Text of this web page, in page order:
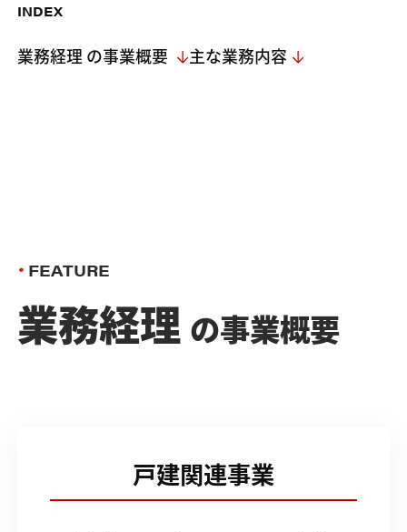
品質管理 アフターメンテナンス
PEOPLE
JOB DESCRIPTION
募集要項一覧
INDEX
業務経理 の事業概要 主な業務内容
FEATURE
業務経理 の事業概要
戸建関連事業